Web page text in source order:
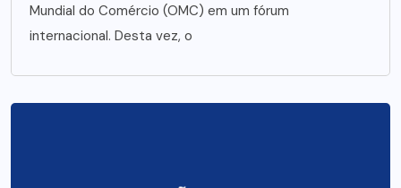
Mundial do Comércio (OMC) em um fórum
internacional. Desta vez, o